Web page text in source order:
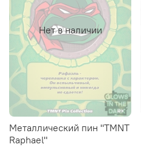
Нет в наличии
Металлический пин "TMNT
Raphael"